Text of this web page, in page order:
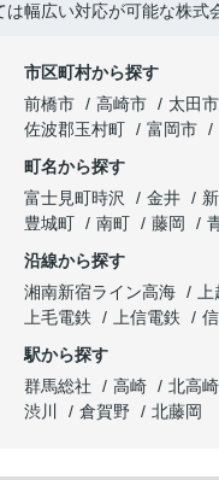
幅広い対応が可能な株式
市区町村から探す
前橋市
高崎市 太田市
佐波郡玉村町
富岡市
町名から探す
富士見町時沢
金井
豊城町
南町 藤岡
沿線から探す
湘南新宿ライン高海
上
上毛電鉄
上信電鉄
駅から探す
群馬総社
高崎 北高崎
渋川
倉賀野 北藤岡